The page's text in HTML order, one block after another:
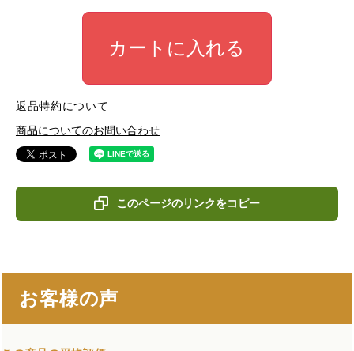
カートに入れる
返品特約について
商品についてのお問い合わせ
このページのリンクをコピー
お客様の声